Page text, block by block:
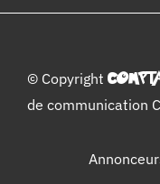
© Copyright
de communication